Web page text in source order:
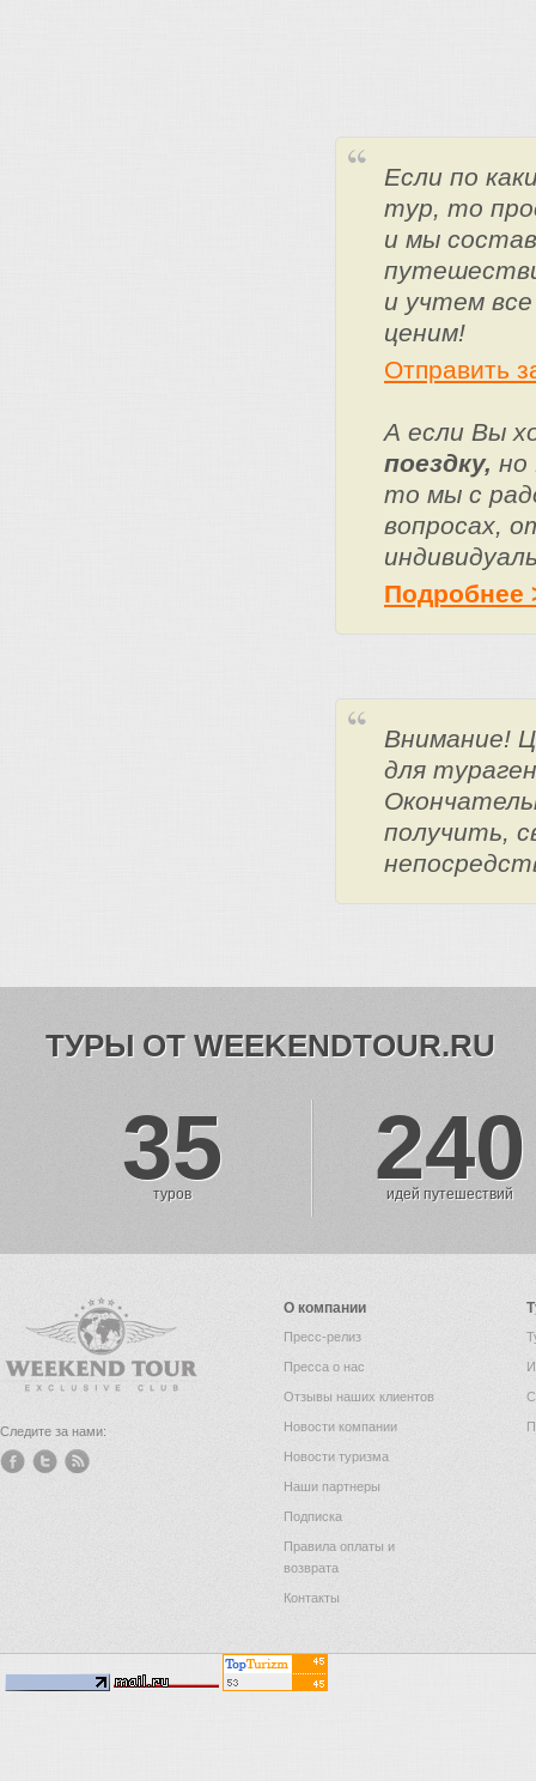
Если по
тур, то
и мы
и учтем
ценим!
Отправить
А если Вы
поездку, но
то мы с
вопросах,
Подробнее
Внимание!
для
получить,
ТУРЫ ОТ WEEKENDTOUR.RU
35
туров 240
идей путешествий
Следите за нами:
О компании
Пресс-релиз
Пресса о нас
Отзывы наших клиентов
Новости компании
Новости туризма
Наши партнеры
Подписка
Правила оплаты и
возврата
Контакты